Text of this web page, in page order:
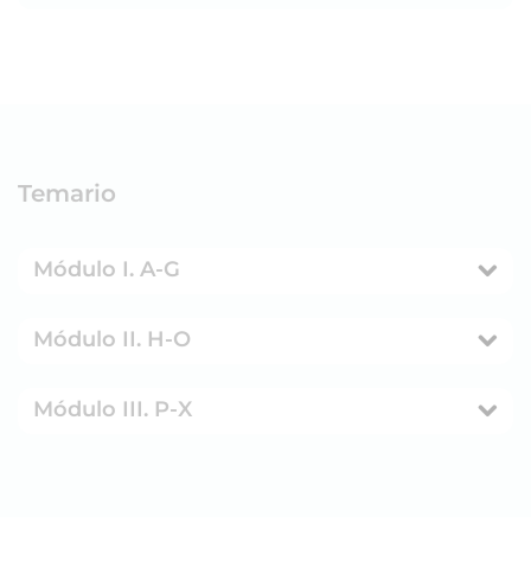
Temario
Módulo I. A-G
Módulo II. H-O
Módulo III. P-X